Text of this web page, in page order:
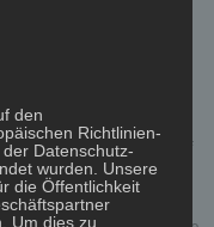
„Cookies“. Cookies
Endgerät keinen
für die Dauer einer
Cookies) auf
werden nach Ende
Cookies bleiben
den
Richtlinien-
Datenschutz-
wurden. Unsere
die Öffentlichkeit
Um dies zu